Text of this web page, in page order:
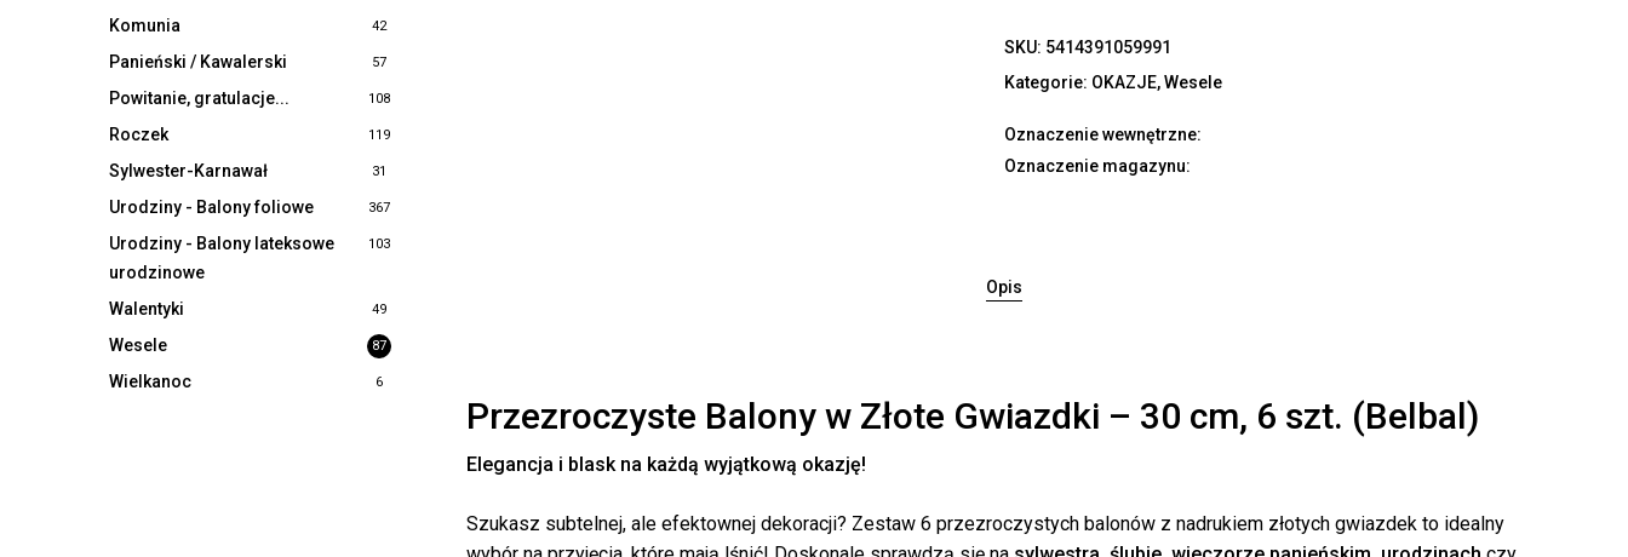
Komunia 42
Panieński / Kawalerski 57
Powitanie, gratulacje... 108
Roczek 119
Sylwester-Karnawał 31
Urodziny - Balony foliowe 367
Urodziny - Balony lateksowe
urodzinowe
103
Walentyki 49
Wesele 87
Wielkanoc 6
SKU: 5414391059991
Kategorie: OKAZJE,Wesele
Oznaczenie wewnętrzne:
Oznaczenie magazynu:
Opis
Przezroczyste Balony w Złote Gwiazdki – 30 cm, 6 szt. (Belbal)
Elegancja i blask na każdą wyjątkową okazję!
Szukasz subtelnej, ale efektownej dekoracji? Zestaw 6 przezroczystych balonów z nadrukiem złotych gwiazdek to idealny